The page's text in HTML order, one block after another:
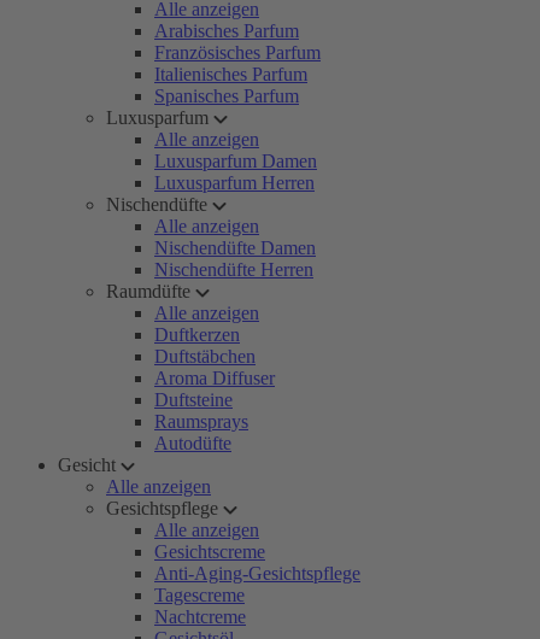
Alle anzeigen
Arabisches Parfum
Französisches Parfum
Italienisches Parfum
Spanisches Parfum
Luxusparfum
Alle anzeigen
Luxusparfum Damen
Luxusparfum Herren
Nischendüfte
Alle anzeigen
Nischendüfte Damen
Nischendüfte Herren
Raumdüfte
Alle anzeigen
Duftkerzen
Duftstäbchen
Aroma Diffuser
Duftsteine
Raumsprays
Autodüfte
Gesicht
Alle anzeigen
Gesichtspflege
Alle anzeigen
Gesichtscreme
Anti-Aging-Gesichtspflege
Tagescreme
Nachtcreme